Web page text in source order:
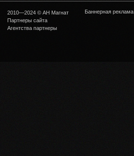
2010—2024 © АН Магнат
Партнеры сайта
Агентства партнеры
Баннерная реклама